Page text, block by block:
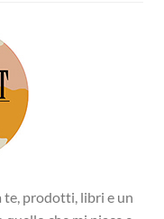
te, prodotti, libri e un